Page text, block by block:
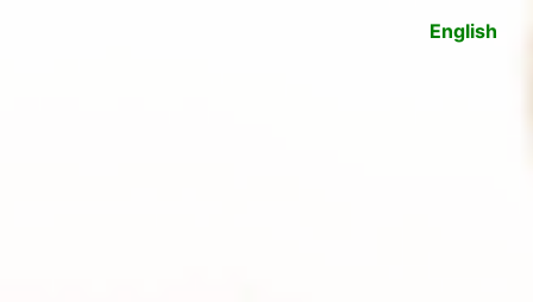
English